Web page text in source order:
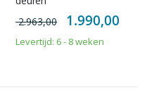
2.963,00
Special
Price
1.990,00
Levertijd: 6 - 8 weken